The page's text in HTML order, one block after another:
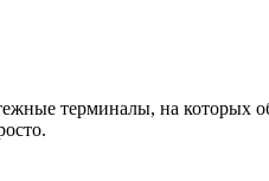
терминалы, на которых